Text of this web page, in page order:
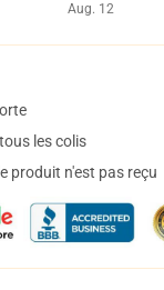
Aug. 12
les colis
produit n'est pas reçu